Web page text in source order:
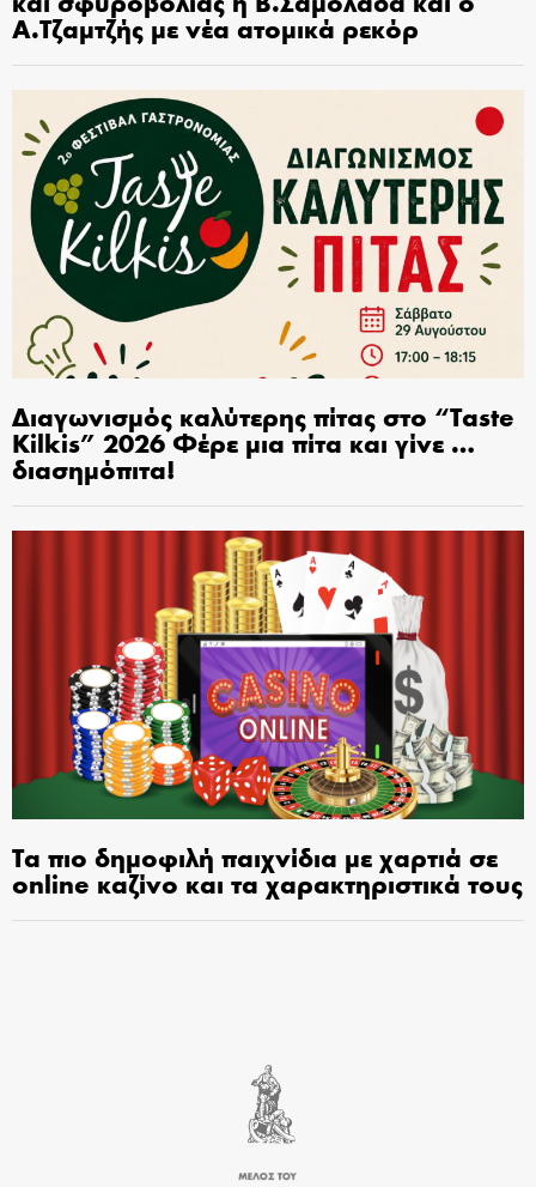
Α.Τζαμτζής με νέα ατομικά ρεκόρ
Διαγωνισμός καλύτερης πίτας στο “Taste
Kilkis” 2026 Φέρε μια πίτα και γίνε …
διασημόπιτα!
Τα πιο δημοφιλή παιχνίδια με χαρτιά σε
online καζίνο και τα χαρακτηριστικά τους